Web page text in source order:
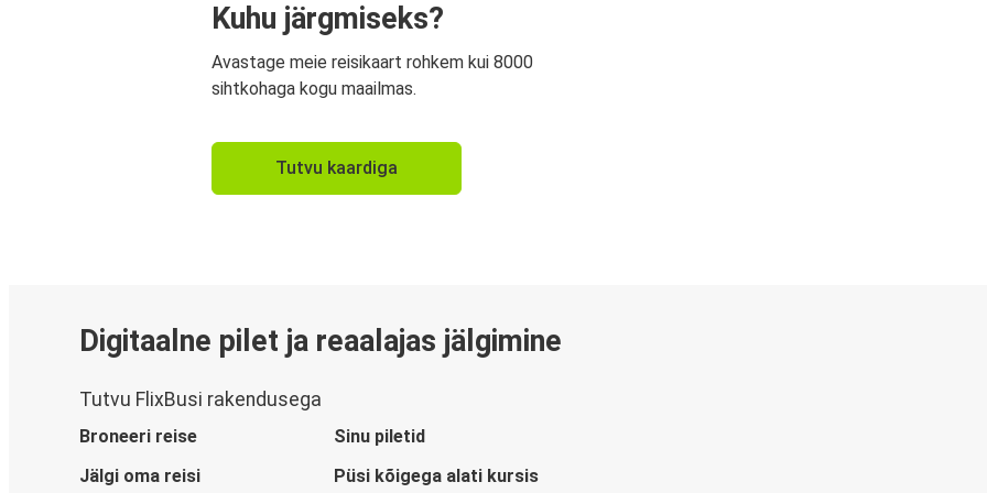
Kuhu järgmiseks?
Avastage meie reisikaart rohkem kui 8000
sihtkohaga kogu maailmas.
Tutvu kaardiga
Digitaalne pilet ja reaalajas jälgimine
Tutvu FlixBusi rakendusega
Broneeri reise
Sinu piletid
Jälgi oma reisi
Püsi kõigega alati kursis